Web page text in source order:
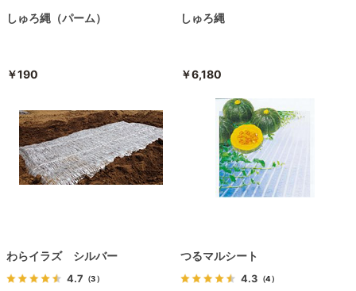
しゅろ縄（パーム）
￥190
しゅろ縄
￥6,180
わらイラズ シルバー
4.7 （3）
つるマルシート
4.3 （4）